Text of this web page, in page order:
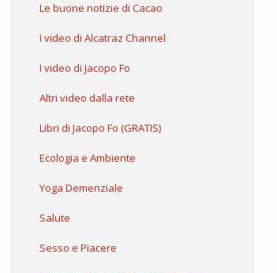
Le buone notizie di Cacao
I video di Alcatraz Channel
I video di Jacopo Fo
Altri video dalla rete
Libri di Jacopo Fo (GRATIS)
Ecologia e Ambiente
Yoga Demenziale
Salute
Sesso e Piacere